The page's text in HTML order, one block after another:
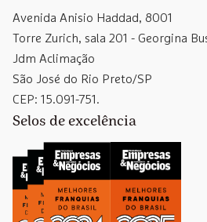
Avenida Anisio Haddad, 8001
Torre Zurich, sala 201 - Georgina
Jdm Aclimação
São José do Rio Preto/SP
CEP: 15.091-751.
Selos de excelência